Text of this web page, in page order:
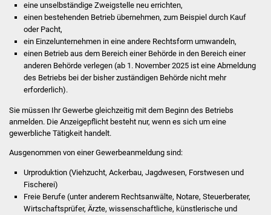
Veröffentlichungen
Ortsrecht
FNP / Bebauungspläne
Wahlen
Partnerstädte
eine unselbständige Zweigstelle neu errichten,
einen bestehenden Betrieb übernehmen, zum Beispiel durch Kauf
oder Pacht,
ein Einzelunternehmen in eine andere Rechtsform umwandeln,
einen Betrieb aus dem Bereich einer Behörde in den Bereich einer
anderen Behörde verlegen (ab 1. November 2025 ist eine Abmeldung
des Betriebs bei der bisher zuständigen Behörde nicht mehr
erforderlich).
Sie müssen Ihr Gewerbe gleichzeitig mit dem Beginn des Betriebs
anmelden. Die Anzeigepflicht besteht nur, wenn es sich um eine
gewerbliche Tätigkeit handelt.
Ausgenommen von einer Gewerbeanmeldung sind:
Urproduktion (Viehzucht, Ackerbau, Jagdwesen, Forstwesen und
Fischerei)
Freie Berufe (unter anderem Rechtsanwälte, Notare, Steuerberater,
Wirtschaftsprüfer, Ärzte, wissenschaftliche, künstlerische und